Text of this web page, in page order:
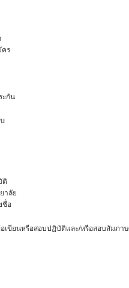
ร
กัน
ติ
าลัย
ชื่อ
ขียนหรือสอบปฏิบัติและ/หรือสอบสัมภา